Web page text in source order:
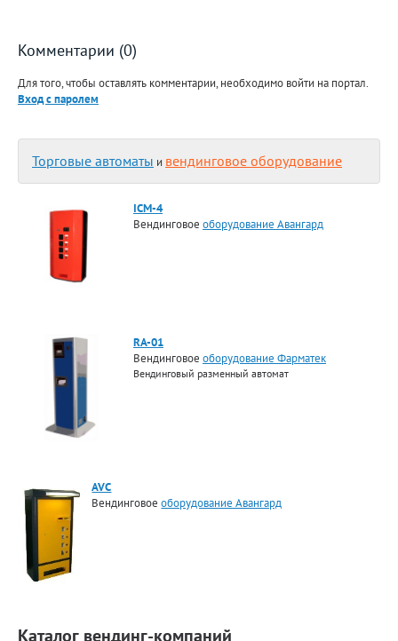
Комментарии (0)
Для того, чтобы оставлять комментарии, необходимо войти на портал.
Вход с паролем
Торговые автоматы и вендинговое оборудование
ICM-4
Вендинговое оборудование Авангард
RA-01
Вендинговое оборудование Фарматек
Вендинговый разменный автомат
AVC
Вендинговоеоборудование Авангард
Каталог вендинг-компаний